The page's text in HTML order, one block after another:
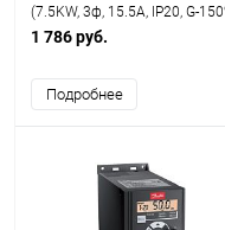
(7.5KW, 3ф, 15.5A, IP20, G-
1 786 руб.
Подробнее